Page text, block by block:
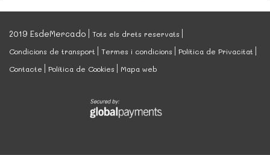
2019 EsdeMercado
Tots els drets reservats
Condicions de transport
Termes i condicions
Política de Privacitat
Contacte
Política de Cookies Mapa web